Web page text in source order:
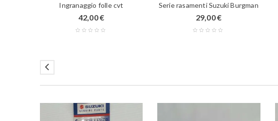
Ingranaggio folle cvt
42,00€
Serie rasamenti Suzuki Burgman
29,00€